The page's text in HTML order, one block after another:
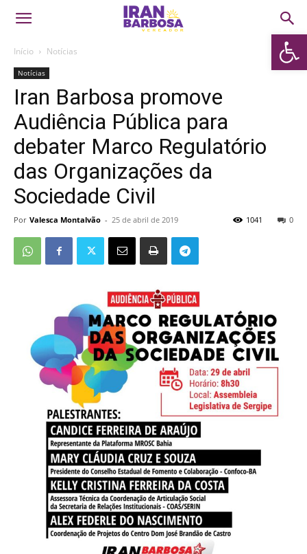
Abrir
Início Notícias
Notícias
Iran Barbosa promove
Audiência Pública para
debater Marco Regulatório
das Organizações da
Sociedade Civil
Por Valesca Montalvão - 25 de abril de 2019 0
1041